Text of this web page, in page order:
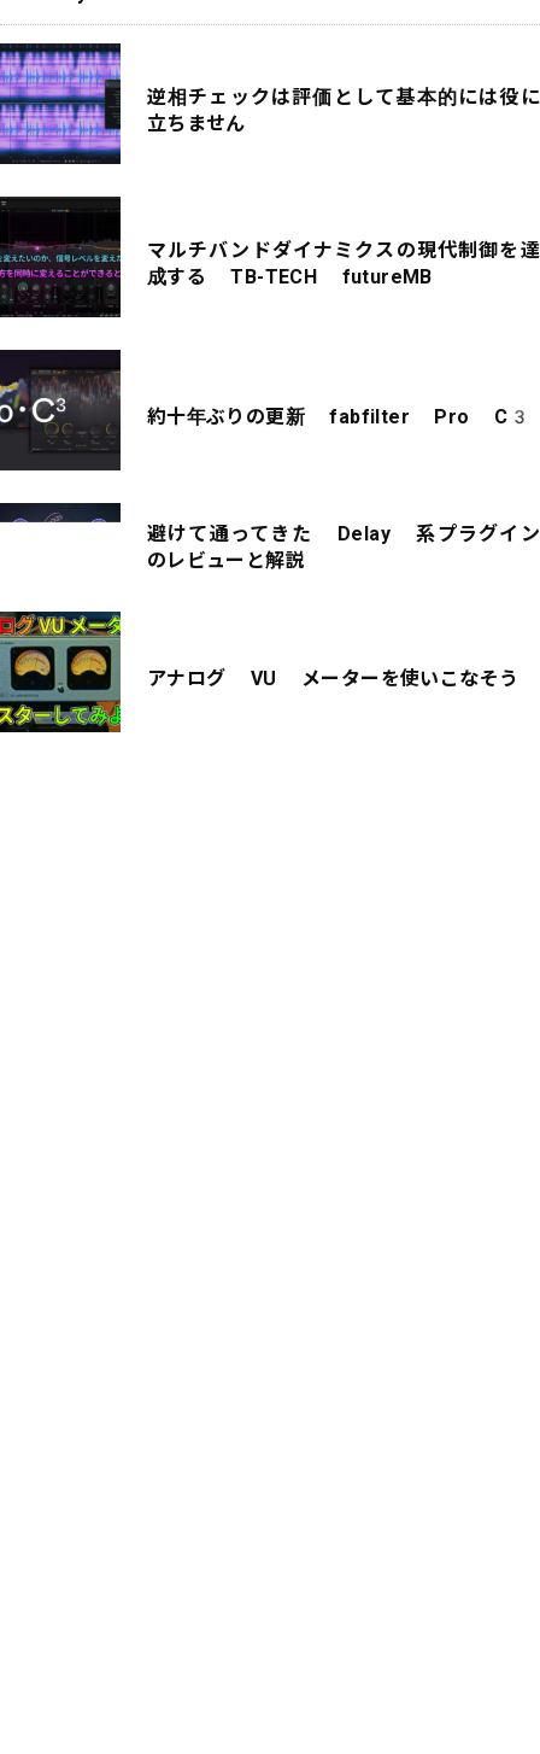
逆相チェックは評価として基本的には役に
立ちません
マルチバンドダイナミクスの現代制御を達
成する TB-TECH futureMB
約十年ぶりの更新 fabfilter Pro C3
避けて通ってきた Delay 系プラグイン
のレビューと解説
アナログ VU メーターを使いこなそう